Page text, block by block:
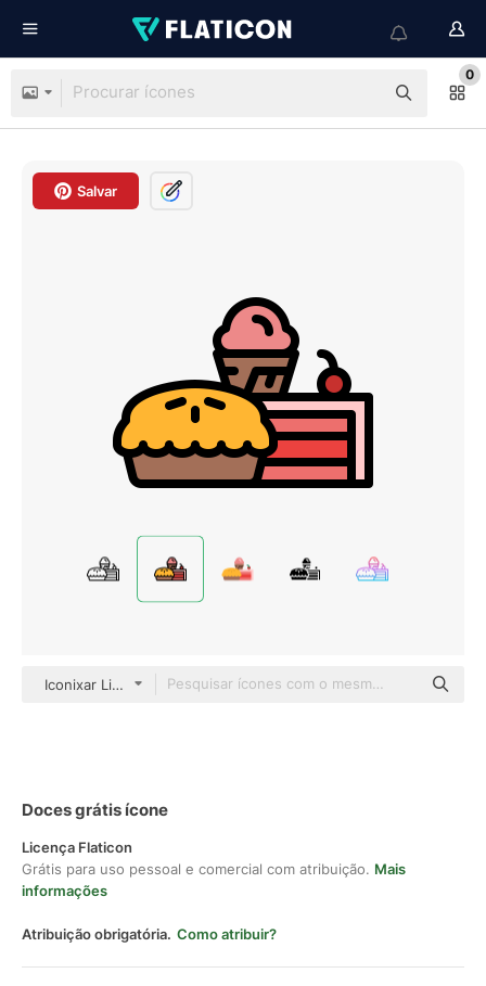
0
Salvar
Iconixar Lineal Color
Doces grátis ícone
Licença Flaticon
Grátis para uso pessoal e comercial com atribuição. Mais
informações
Atribuição obrigatória. Como atribuir?